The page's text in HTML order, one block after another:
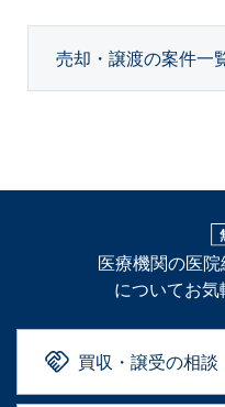
売却・譲渡の案件一
医療機関の医
についてお
買収・譲受の相談